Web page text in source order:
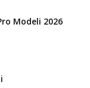
Modeli 2026